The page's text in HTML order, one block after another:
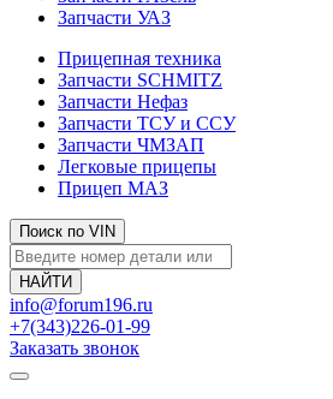
Запчасти УАЗ
Прицепная техника
Запчасти SCHMITZ
Запчасти Нефаз
Запчасти ТСУ и ССУ
Запчасти ЧМЗАП
Легковые прицепы
Прицеп МАЗ
Поиск по VIN
info@forum196.ru
+7(343)226-01-99
Заказать звонок